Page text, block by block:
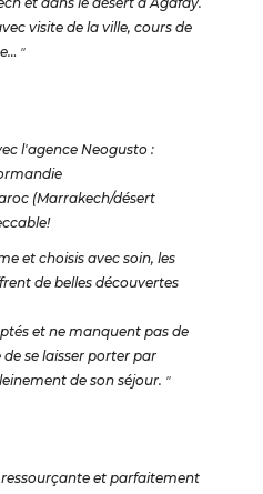
visite de la ville, cours de
"
l'agence Neogusto :
(Marrakech/désert
et choisis avec soin, les
de belles découvertes
et ne manquent pas de
se laisser porter par
de son séjour. "
et parfaitement